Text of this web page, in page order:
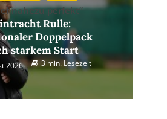
nahezu perfekt”
Rulle:
Doppelpack
starkem Start
2026 3 min. Lesezeit